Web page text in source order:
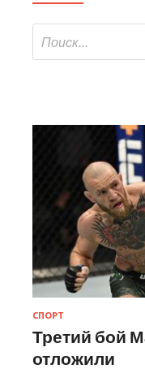
СПОРТ
Третий бой
отложили